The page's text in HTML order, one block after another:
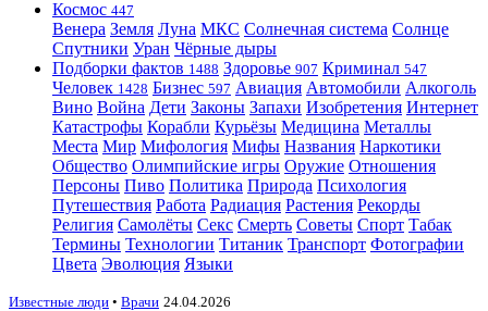
Космос 447
Венера Земля Луна МКС Солнечная система Солнце
Спутники Уран Чёрные дыры
Подборки фактов 1488 Здоровье 907 Криминал 547
Человек 1428 Бизнес 597 Авиация Автомобили Алкоголь
Вино Война Дети Законы Запахи Изобретения Интернет
Катастрофы Корабли Курьёзы Медицина Металлы
Места Мир Мифология Мифы Названия Наркотики
Общество Олимпийские игры Оружие Отношения
Персоны Пиво Политика Природа Психология
Путешествия Работа Радиация Растения Рекорды
Религия Самолёты Секс Смерть Советы Спорт Табак
Термины Технологии Титаник Транспорт Фотографии
Цвета Эволюция Языки
Известные люди • Врачи 24.04.2026